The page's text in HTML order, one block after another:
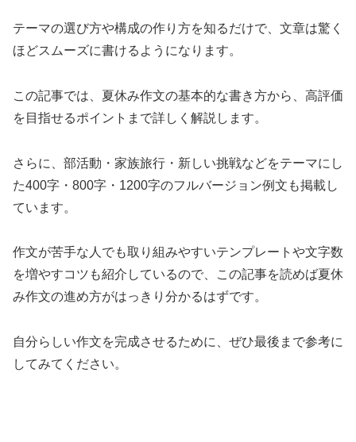
テーマの選び方や構成の作り方を知るだけで、文章は驚く
ほどスムーズに書けるようになります。
この記事では、夏休み作文の基本的な書き方から、高評価
を目指せるポイントまで詳しく解説します。
さらに、部活動・家族旅行・新しい挑戦などをテーマにし
た400字・800字・1200字のフルバージョン例文も掲載し
ています。
作文が苦手な人でも取り組みやすいテンプレートや文字数
を増やすコツも紹介しているので、この記事を読めば夏休
み作文の進め方がはっきり分かるはずです。
自分らしい作文を完成させるために、ぜひ最後まで参考に
してみてください。